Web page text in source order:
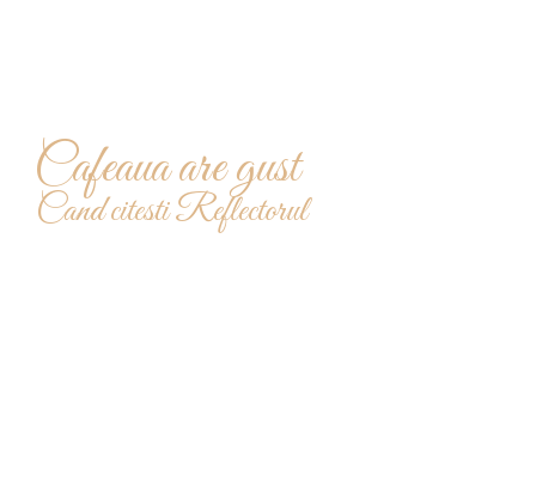
Cafeaua are gust
Cand citesti Reflectorul